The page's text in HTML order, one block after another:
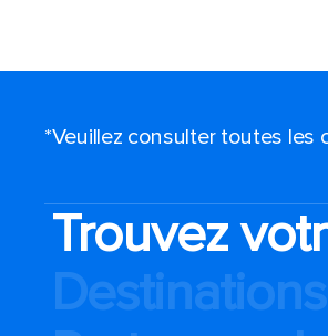
*Veuillez consulter toutes
Trouvez
Destinations